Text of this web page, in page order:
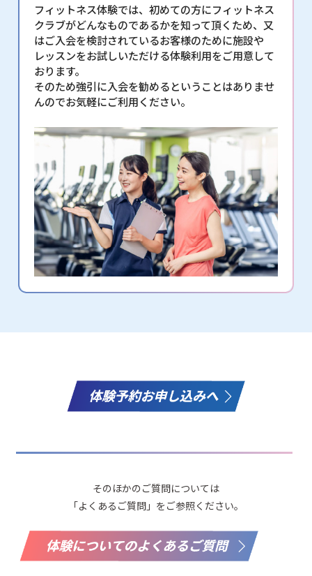
フィットネス体験では、初めての方にフィットネス
クラブがどんなものであるかを知って頂くため、又
はご入会を検討されているお客様のために施設や
レッスンをお試しいただける体験利用をご用意して
おります。
そのため強引に入会を勧めるということはありませ
んのでお気軽にご利用ください。
そのほかのご質問については
「よくあるご質問」をご参照ください。